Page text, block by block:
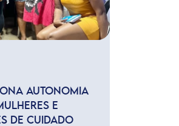
AUTONOMIA
E
DE CUIDADO